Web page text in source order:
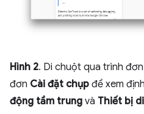
Hình 2. Di chuột qua trình đơn
đơn Cài đặt chụp để xem
động tầm trung và Thiết bị